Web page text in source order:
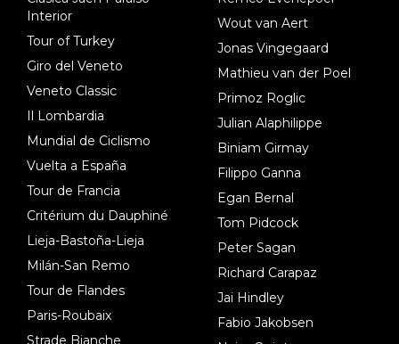
Interior
Tour of Turkey
Giro del Veneto
Veneto Classic
Il Lombardia
Mundial de Ciclismo
Vuelta a España
Tour de Francia
Critérium du Dauphiné
Lieja-Bastoña-Lieja
Milán-San Remo
Tour de Flandes
Paris-Roubaix
Strade Bianche
Wout van Aert
Jonas Vingegaard
Mathieu van der Poel
Primoz Roglic
Julian Alaphilippe
Biniam Girmay
Filippo Ganna
Egan Bernal
Tom Pidcock
Peter Sagan
Richard Carapaz
Jai Hindley
Fabio Jakobsen